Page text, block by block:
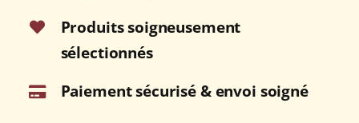
Produits soigneusement
sélectionnés
Paiement sécurisé & envoi soigné